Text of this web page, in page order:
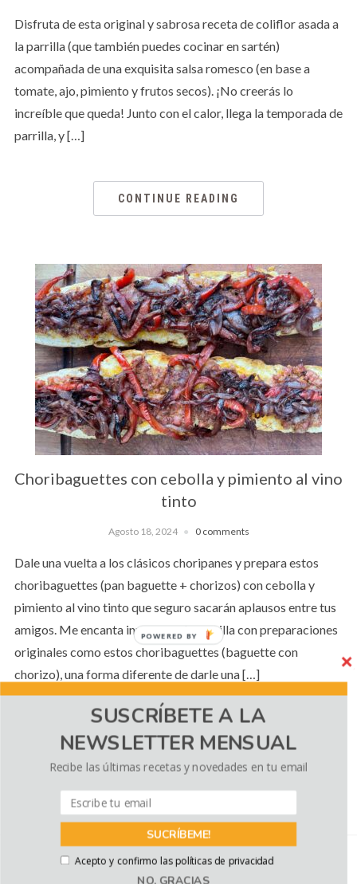
Disfruta de esta original y sabrosa receta de coliflor asada a
la parrilla (que también puedes cocinar en sartén)
acompañada de una exquisita salsa romesco (en base a
tomate, ajo, pimiento y frutos secos). ¡No creerás lo
increíble que queda! Junto con el calor, llega la temporada de
parrilla, y […]
CONTINUE READING
Choribaguettes con cebolla y pimiento al vino
tinto
Agosto 18, 2024 0 comments
Dale una vuelta a los clásicos choripanes y prepara estos
choribaguettes (pan baguette + chorizos) con cebolla y
pimiento al vino tinto que seguro sacarán aplausos entre tus
amigos. Me encanta innovar en la parrilla con preparaciones
originales como estos choribaguettes (baguette con
chorizo), una forma diferente de darle una […]
CONTINUE READING
COPYRIGHT © 2026 EL SABOR DE LO BUENO— DESIGNED BY
Política de cookies
Utilizamos cookies propias y de terceros para
mejorar la experiencia de navegación, y ofrecer
la navegación entendemos que se acepta nuestra
Política de cookies.Política de cookies
SUSCRÍBETE A LA
NEWSLETTER MENSUAL
Recibe las últimas recetas y novedades en tu email
NO, GRACIAS
SUCRÍBEME!
Acepto y confirmo las políticas de privacidad
POWERED BY